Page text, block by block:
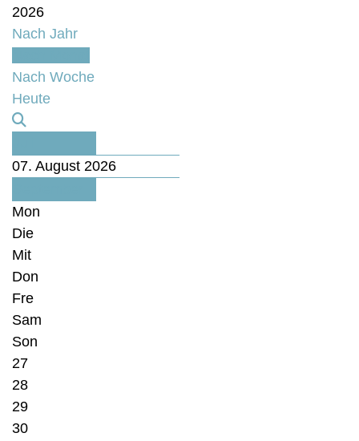
2026
Nach Jahr
Nach Woche
Heute
07. August 2026
Mon
Die
Mit
Don
Fre
Sam
Son
27
28
29
30